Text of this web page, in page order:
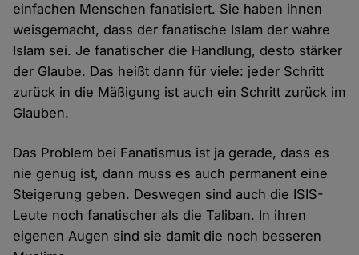
einfachen Menschen fanatisiert. Sie haben ihnen
weis­gemacht, dass der fanatische Islam der wahre
Islam sei. Je fanatischer die Handlung, desto stärker
der Glaube. Das heißt dann für viele: jeder Schritt
zurück in die Mäßigung ist auch ein Schritt zurück im
Glauben.
Das Problem bei Fanatismus ist ja gerade, dass es
nie genug ist, dann muss es auch permanent eine
Steigerung geben. Deswegen sind auch die ISIS-
Leute noch fanatischer als die Taliban. In ihren
eigenen Augen sind sie damit die noch besseren